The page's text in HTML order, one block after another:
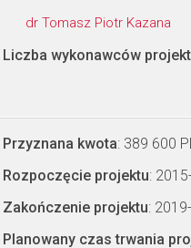
dr Tomasz Piotr Kazana
Liczba wykonawców
Przyznana kwota: 389 600
Rozpoczęcie projektu:
Zakończenie projektu:
Planowany czas trwania